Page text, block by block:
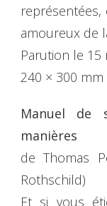
amoureux de
Parution le 15
240 × 300 mm
Manuel de
manières
de Thomas
Rothschild)
Et si vous